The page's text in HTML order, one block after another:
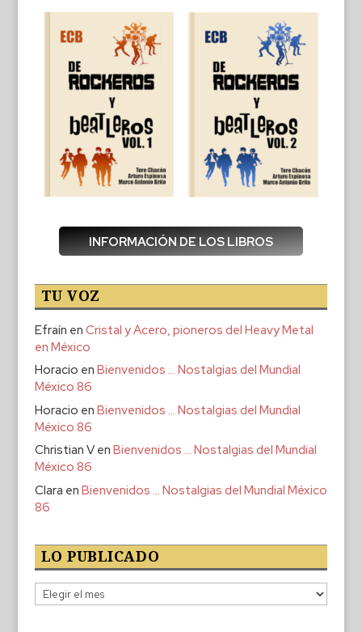
INFORMACIÓN DE LOS LIBROS
TU VOZ
Efraín en Cristal y Acero, pioneros del Heavy Metal
en México
Horacio en Bienvenidos … Nostalgias del Mundial
México 86
Horacio en Bienvenidos … Nostalgias del Mundial
México 86
Christian Ven Bienvenidos … Nostalgias del Mundial
México 86
Clara en Bienvenidos … Nostalgias del Mundial México
86
LO PUBLICADO
Lo
publicado